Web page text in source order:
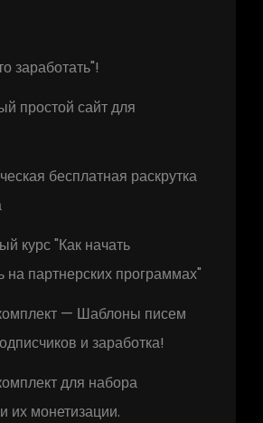
заработать"!
простой сайт для
бесплатная раскрутка
курс "Как начать
на партнерских программах"
— Шаблоны писем
и заработка!
для набора
их монетизации.